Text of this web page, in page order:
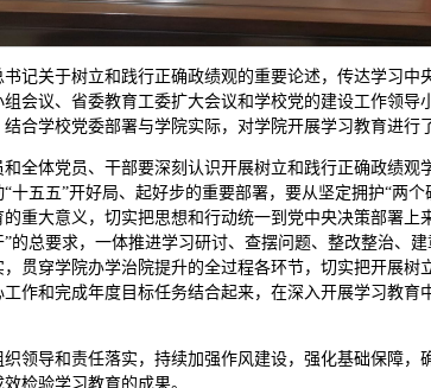
记关于树立和践行正确政绩观的重要论述，传达学习中
会议、省委教育工委扩大会议和学校党的建设工作领导
合学校党委部署与学院实际，对学院开展学习教育进行
全体党员、干部要深刻认识开展树立和践行正确政绩观
十五五”开好局、起好步的重要部署，要从坚定拥护“两个
重大意义，切实把思想和行动统一到党中央决策部署上
的总要求，一体推进学习研讨、查摆问题、整改整治、
贯穿学院办学治院提升的全过程各环节，切实把开展树
作和完成年度目标任务结合起来，在深入开展学习教育
领导和责任落实，持续加强作风建设，强化基础保障，
检验学习教育的成果。